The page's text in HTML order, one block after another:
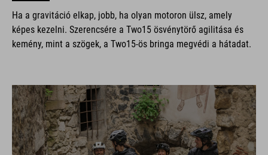
Ha a gravitáció elkap, jobb, ha olyan motoron ülsz, amely
képes kezelni. Szerencsére a Two15 ösvénytörő agilitása és
kemény, mint a szögek, a Two15-ös bringa megvédi a hátadat.